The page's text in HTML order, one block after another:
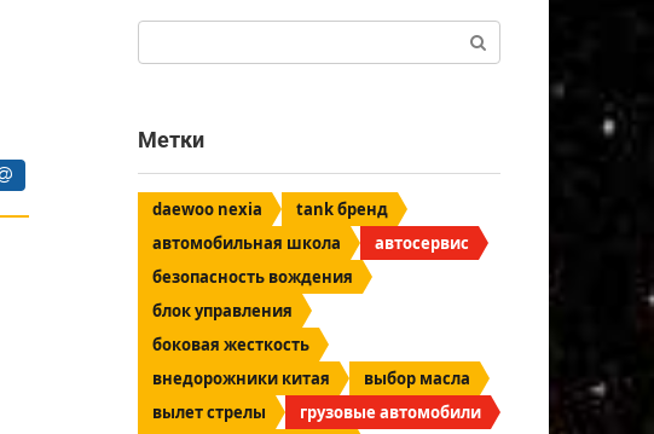
Метки
daewoo nexia
tank бренд
автомобильная школа
автосервис
безопасность вождения
блок управления
боковая жесткость
внедорожники китая
выбор масла
вылет стрелы
грузовые автомобили